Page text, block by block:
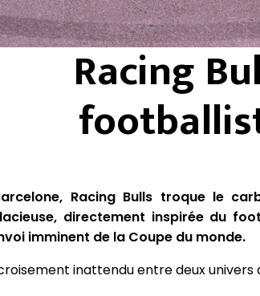
Racing
Racing Bulls troque le
directement inspirée du
imminent de la Coupe du monde.
inattendu entre deux